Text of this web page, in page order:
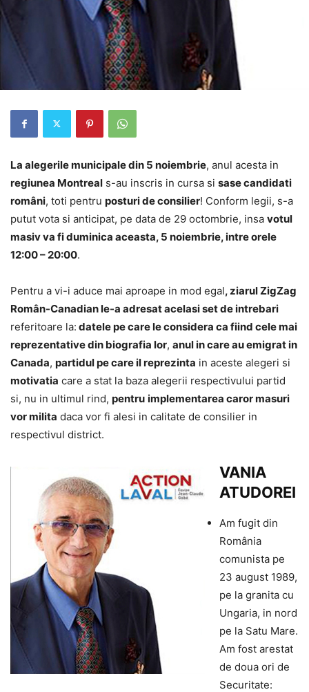
La alegerile municipale din 5 noiembrie, anul acesta in
regiunea Montreal s-au inscris in cursa si sase candidati
români, toti pentru posturi de consilier! Conform legii, s-a
putut vota si anticipat, pe data de 29 octombrie, insa votul
masiv va fi duminica aceasta, 5 noiembrie, intre orele
12:00 – 20:00.
Pentru a vi-i aduce mai aproape in mod egal, ziarul ZigZag
Român-Canadian le-a adresat acelasi set de intrebari
referitoare la: datele pe care le considera ca fiind cele mai
reprezentative din biografia lor, anul in care au emigrat in
Canada, partidul pe care il reprezinta in aceste alegeri si
motivatia care a stat la baza alegerii respectivului partid
si, nu in ultimul rind, pentru implementarea caror masuri
vor milita daca vor fi alesi in calitate de consilier in
respectivul district.
VANIA
ATUDOREI
Am fugit din
România
comunista pe
23 august 1989,
pe la granita cu
Ungaria, in nord
pe la Satu Mare.
Am fost arestat
de doua ori de
Securitate: